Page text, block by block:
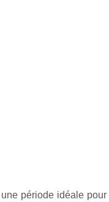
période idéale